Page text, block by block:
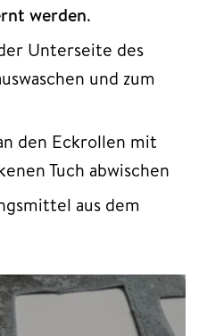
werden.
Unterseite des
und zum
den Eckrollen mit
Tuch abwischen
aus dem